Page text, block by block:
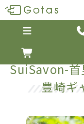


SuiSavon-
豊崎ギ